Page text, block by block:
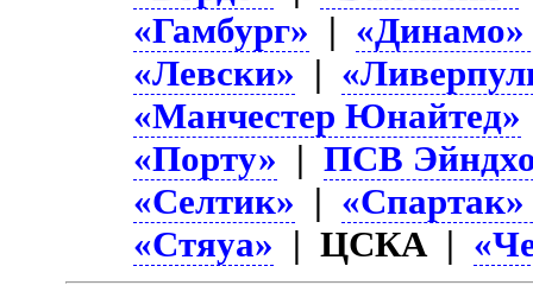
«Гамбург» |
«Левски» |
«Манчестер Юнайтед»
«Порту» |ПСВ
«Селтик» |
«Стяуа» | ЦСКА |